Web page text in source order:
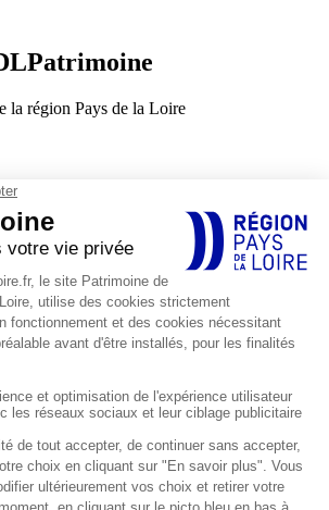
célébrer
et protéger
et rivages